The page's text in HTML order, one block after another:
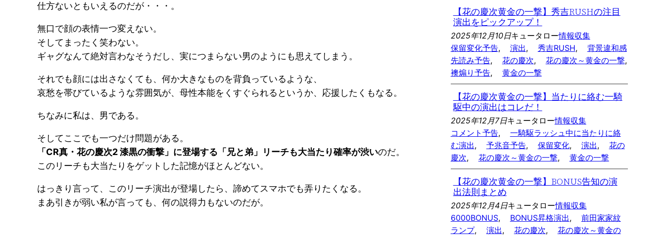
仕方ないともいえるのだが・・・。
無口で顔の表情一つ変えない。
そしてまったく笑わない。
ギャグなんて絶対言わなそうだし、実につまらない男のようにも思えてしまう。
それでも顔には出さなくても、何か大きなものを背負っているような、
哀愁を帯びているような雰囲気が、母性本能をくすぐられるというか、応援したくもなる。
ちなみに私は、男である。
そしてここでも一つだけ問題がある。
「CR真・花の慶次2 漆黒の衝撃」に登場する「兄と弟」リーチも大当たり確率が渋いのだ。
このリーチも大当たりをゲットした記憶がほとんどない。
はっきり言って、このリーチ演出が登場したら、諦めてスマホでも弄りたくなる。
まあ引きが弱い私が言っても、何の説得力もないのだが。
【花の慶次黄金の一撃】秀吉RUSHの注目
演出をピックアップ！
2025年12月10日キュータロー情報収集
保留変化予告, 演出, 秀吉RUSH,
背景違和感
先読み予告, 花の慶次, 花の慶次～黄金の一撃 ,
襖煽り予告, 黄金の一撃
【花の慶次黄金の一撃】当たりに絡む一騎
駆中の演出はコレだ！
2025年12月7日キュータロー情報収集
コメント予告,
一騎駆ラッシュ中に当たりに絡
む演出, 予兆音予告, 保留変化, 演出,
花の
慶次, 花の慶次～黄金の一撃, 黄金の一撃
【花の慶次黄金の一撃】BONUS告知の演
出法則まとめ
2025年12月4日キュータロー情報収集
6000BONUS, BONUS昇格演出,
前田家家紋
ランプ, 演出, 花の慶次,
花の慶次～黄金の